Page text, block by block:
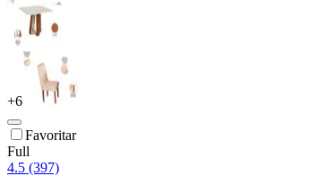
+6
Favoritar
Full
4.5 (397)